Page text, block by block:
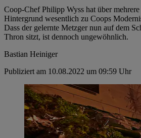
Coop-Chef Philipp Wyss hat über mehrere
Hintergrund wesentlich zu Coops
Dass der gelernte Metzger nun auf dem
Thron sitzt, ist dennoch ungewöhnlich.
Bastian Heiniger
Publiziert am 10.08.2022 um 09:59 Uhr